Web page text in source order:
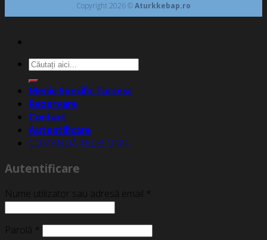
Copyright 2026 ©Aturkkebap.ro
Caută
după:
Meniu Specific Turcesc
Rezervare
Contact
Autentificare
COMANDĂ TELEFONIC
Autentificare
Nume utilizator sau adresă email *
Parolă *